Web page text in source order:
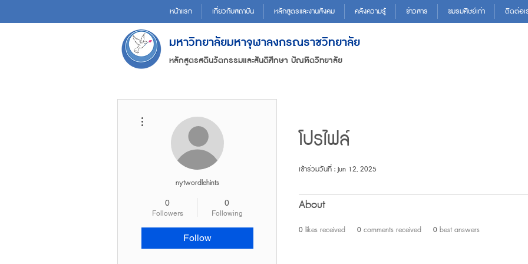
หน้าแรก เกี่ยวกับสถาบัน หลักสูตรและงานสังคม คลังความรู้ ข่าวสาร ชมรมศิษย์เก่า ติดต่อเ
มหาวิทยาลัยมหาจุฬาลงกรณราชวิทยาลัย
หลักสูตรสตินวัตกรรมและสันติศึกษา บัณฑิตวิทยาลัย
โปรไฟล์
เข้าร่วมวันที่ : Jun 12, 2025
About
0 likes received 0 comments received 0 best answers
nytwordlehints
0
Followers
0
Following
Follow